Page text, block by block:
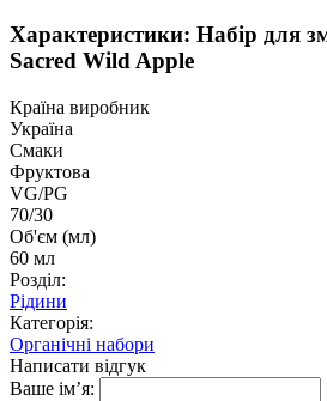
Характеристики: Набір для
Sacred Wild Apple
Країна виробник
Україна
Смаки
Фруктова
VG/PG
70/30
Об'єм (мл)
60 мл
Розділ:
Рідини
Категорія:
Органічні набори
Написати відгук
Ваше ім’я: